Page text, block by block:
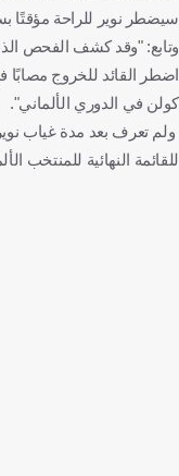
سيضطر نوير للراحة
وتابع: "وقد كشف الفحص
كولن في الدوري الألماني".
ولم تعرف بعد مدة غياب
للقائمة النهائية للمنتخب